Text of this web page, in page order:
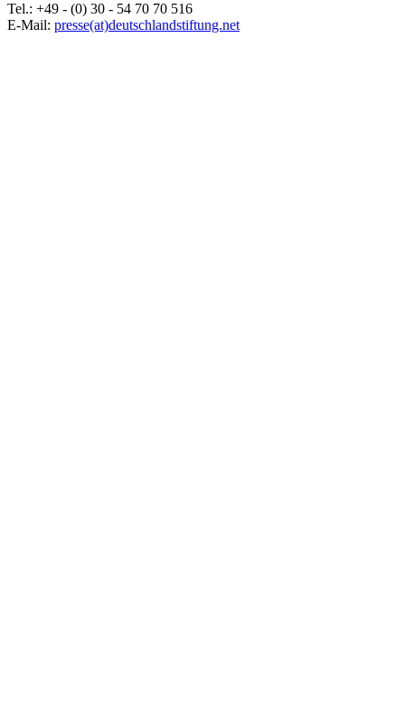
Tel.: +49 - (0) 30 - 54 70 70 516
E-Mail: presse(at)deutschlandstiftung.net